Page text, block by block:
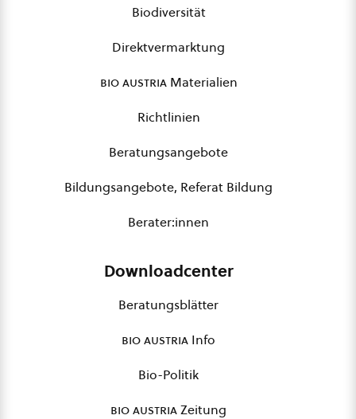
Biodiversität
Direktvermarktung
bio austriaMaterialien
Richtlinien
Beratungsangebote
Bildungsangebote, Referat Bildung
Berater:innen
Downloadcenter
Beratungsblätter
bio austria Info
Bio-Politik
bio austriaZeitung